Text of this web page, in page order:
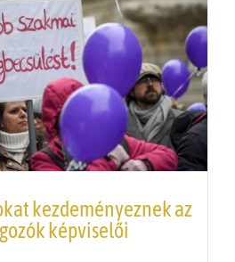
kezdeményeznek az
képviselői